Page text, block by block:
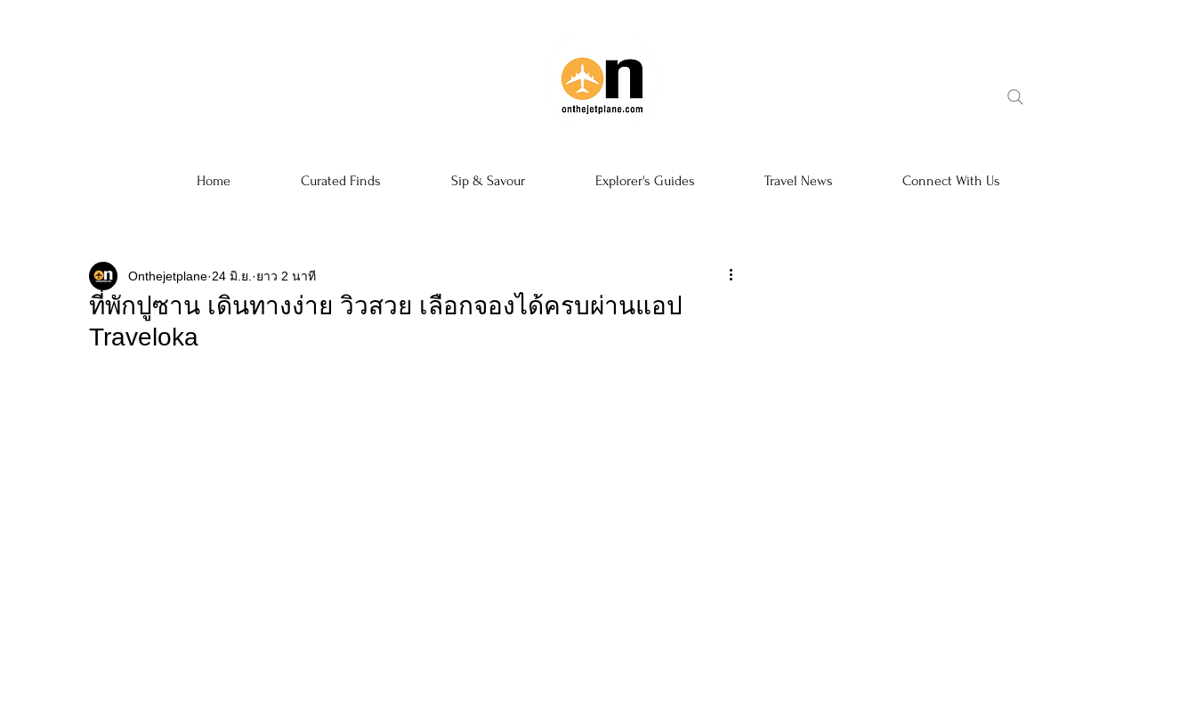
Home Curated Finds Sip & Savour Explorer's Guides Travel News Connect With Us
ที่พักปูซาน เดินทางง่าย วิวสวย เลือกจองได้ครบผ่านแอป
Traveloka
Onthejetplane 24 มิ.ย. ยาว 2 นาที